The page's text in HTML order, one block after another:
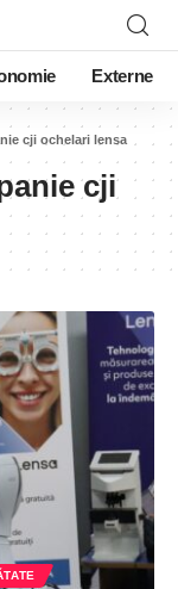
Externe
cji ochelari lensa
cji